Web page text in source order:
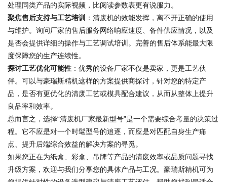
处理同类产品的实际视频，比阅读参数表更有说服力。
聚焦售后支持与工艺培训
：清废机的效能发挥，离不开正确的使用
与维护。询问厂家的售后服务网络响应速度、备件供应情况，以及
是否会提供详细的操作与工艺调试培训。完善的售后体系能最大限
度保障您的生产连续性。
探讨工艺优化可能性 ：优秀的设备厂家不仅是卖家，更是工艺伙
伴。可以与豪瑞斯精机这样的方案提供商探讨，针对您的特定产
品，是否有更优化的清废工艺或模具配合建议，从而从整体上提升
良品率和效率。
总而言之，选择“清废机厂家最新型号”是一个需要综合考量的决策过
程。它不应是对一个时髦型号的追逐，而应是对匹配自身生产痛
点、提升后端综合效益的解决方案的寻觅。
如果您正在为纸盒、彩盒、吊牌等产品的清废效率或品质问题寻找
升级方案，欢迎与我们分享您的具体产品与工况。豪瑞斯精机可为